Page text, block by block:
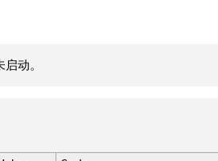
动。